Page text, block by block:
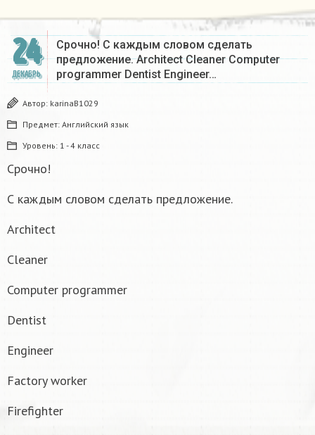
24
ДЕКАБРЬ
Срочно! С каждым словом сделать
предложение. Architect Cleaner Computer
programmer Dentist Engineer…
Автор: karinaB1029
Предмет: Английский язык
Уровень: 1 - 4 класс
Срочно!
С каждым словом сделать предложение.
Architect
Cleaner
Computer programmer
Dentist
Engineer
Factory worker
Firefighter